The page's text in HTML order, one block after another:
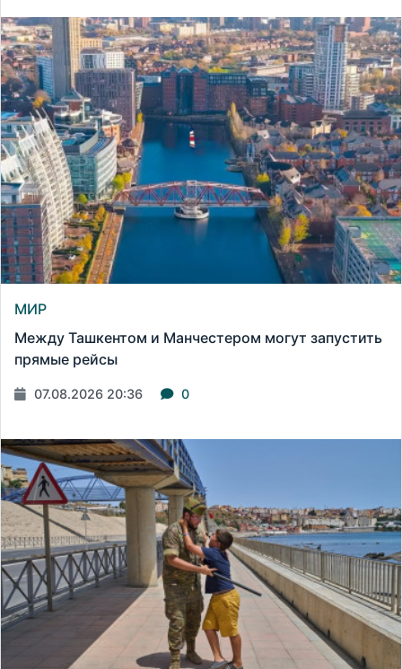
МИР
Между Ташкентом и Манчестером могут запустить
прямые рейсы
07.08.2026 20:36 0